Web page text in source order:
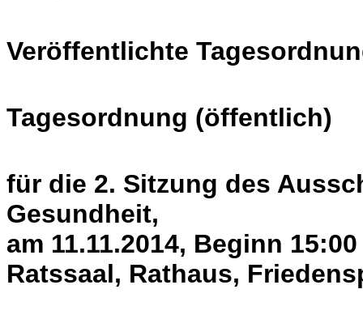
Veröffentlichte
Tagesordnung (öffentlich)
für die 2. Sitzung des
Gesundheit,
am 11.11.2014, Beginn
Ratssaal, Rathaus,